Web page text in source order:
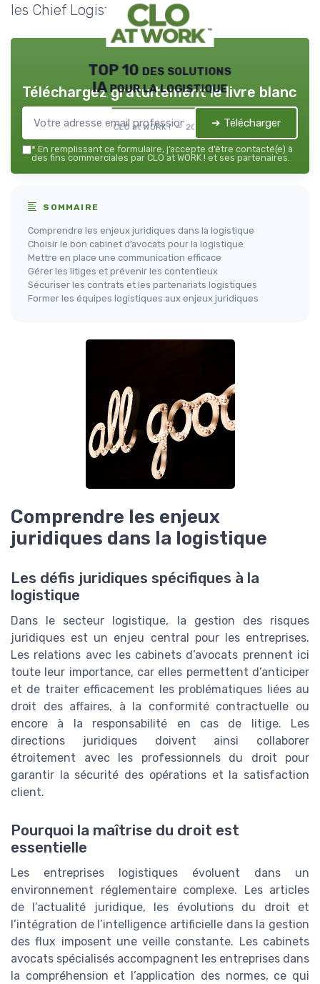
les Chief Logistic Officers.
TOP 10 des solutions
IA pour la logistique
CLO at WORK ! — 2026
Téléchargez gratuitement le livre blanc
➔ Télécharger
* En remplissant ce formulaire, j’accepte d’être contacté(e) à
des fins commerciales par CLO at WORK ! et ses partenaires.
SOMMAIRE
Comprendre les enjeux juridiques dans la logistique
Choisir le bon cabinet d’avocats pour la logistique
Mettre en place une communication efficace
Gérer les litiges et prévenir les contentieux
Sécuriser les contrats et les partenariats logistiques
Former les équipes logistiques aux enjeux juridiques
Comprendre les enjeux
juridiques dans la logistique
Les défis juridiques spécifiques à la
logistique
Dans le secteur logistique, la gestion des risques
juridiques est un enjeu central pour les entreprises.
Les relations avec les cabinets d’avocats prennent ici
toute leur importance, car elles permettent d’anticiper
et de traiter efficacement les problématiques liées au
droit des affaires, à la conformité contractuelle ou
encore à la responsabilité en cas de litige. Les
directions juridiques doivent ainsi collaborer
étroitement avec les professionnels du droit pour
garantir la sécurité des opérations et la satisfaction
client.
Pourquoi la maîtrise du droit est
essentielle
Les entreprises logistiques évoluent dans un
environnement réglementaire complexe. Les articles
de l’actualité juridique, les évolutions du droit et
l’intégration de l’intelligence artificielle dans la gestion
des flux imposent une veille constante. Les cabinets
avocats spécialisés accompagnent les entreprises dans
la compréhension et l’application des normes, ce qui